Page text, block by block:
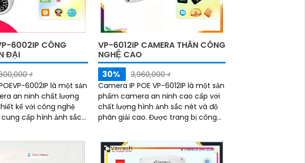
6002IP CÔNG
ĐẠI
₫
6002IP là một sản
an ninh chất lượng
kế với công nghệ
cấp hình ảnh sắc
VP-6012IP CAMERA THÂN CÔNG
NGHỆ CAO
30%
3,960,000 ₫
Camera IP POE VP-6012IP là một sản
phẩm camera an ninh cao cấp với
chất lượng hình ảnh sắc nét và độ
phân giải cao. Được trang bị công
giúp tiết kiệm thời gian và công sức
trong việc cấu hình và cài đặt